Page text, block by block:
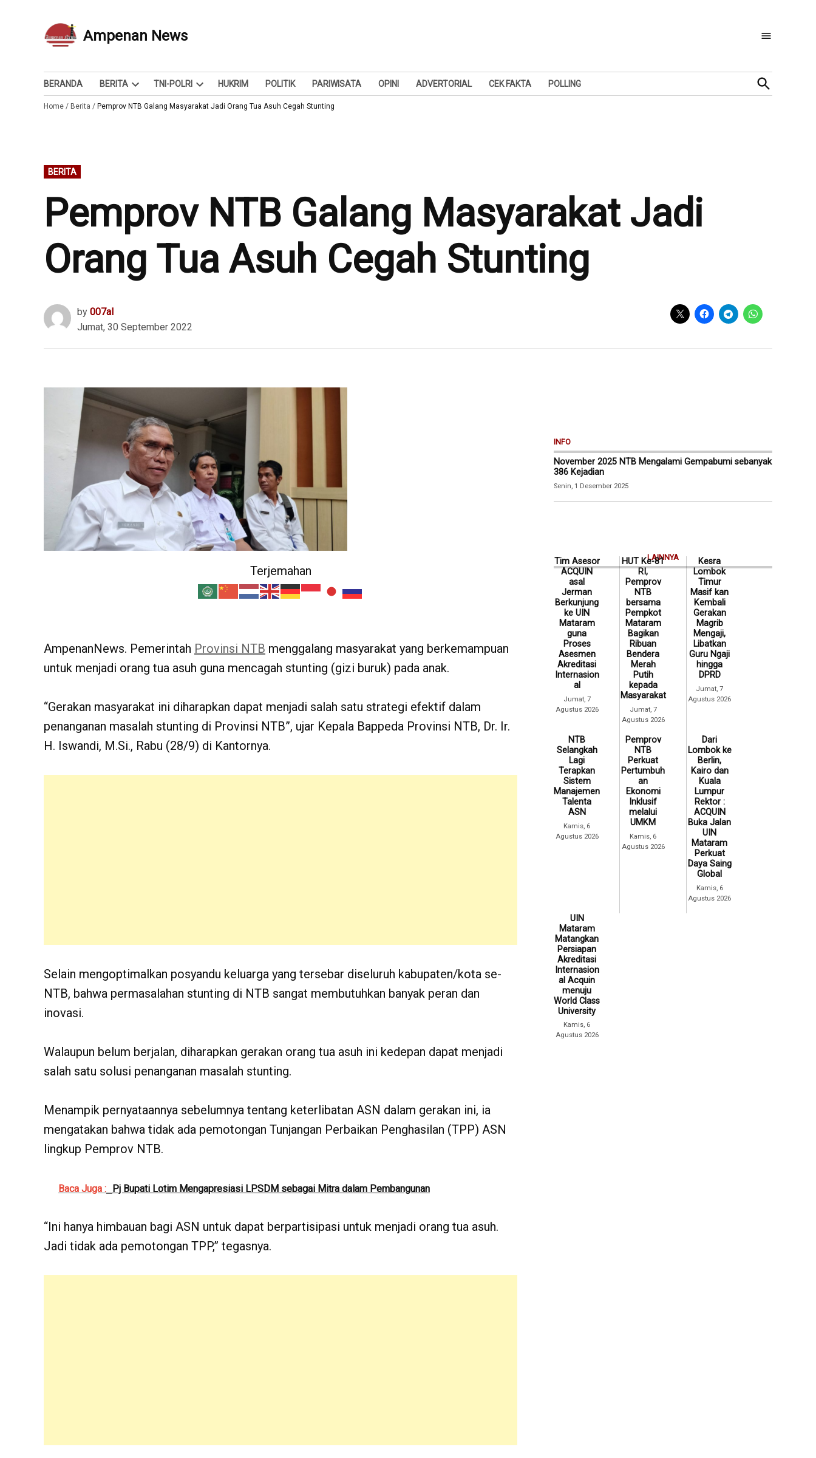
Ampenan News
Berita dan Info
BERANDA BERITA
Open
dropdown
TNI-POLRI
Open
dropdown
HUKRIM POLITIK PARIWISATA OPINI ADVERTORIAL CEK FAKTA POLLING
Open
Search
Home / Berita / Pemprov NTB Galang Masyarakat Jadi Orang Tua Asuh Cegah Stunting
POSTED
IN
BERITA
Pemprov NTB Galang Masyarakat Jadi
Orang Tua Asuh Cegah Stunting
by 007al
Jumat, 30 September 2022
Terjemahan
AmpenanNews. Pemerintah Provinsi NTB menggalang masyarakat yang berkemampuan
untuk menjadi orang tua asuh guna mencagah stunting (gizi buruk) pada anak.
“Gerakan masyarakat ini diharapkan dapat menjadi salah satu strategi efektif dalam
penanganan masalah stunting di Provinsi NTB”, ujar Kepala Bappeda Provinsi NTB, Dr. Ir.
H. Iswandi, M.Si., Rabu (28/9) di Kantornya.
Selain mengoptimalkan posyandu keluarga yang tersebar diseluruh kabupaten/kota se-
NTB, bahwa permasalahan stunting di NTB sangat membutuhkan banyak peran dan
inovasi.
Walaupun belum berjalan, diharapkan gerakan orang tua asuh ini kedepan dapat menjadi
salah satu solusi penanganan masalah stunting.
Menampik pernyataannya sebelumnya tentang keterlibatan ASN dalam gerakan ini, ia
mengatakan bahwa tidak ada pemotongan Tunjangan Perbaikan Penghasilan (TPP) ASN
lingkup Pemprov NTB.
Baca Juga : Pj Bupati Lotim Mengapresiasi LPSDM sebagai Mitra dalam Pembangunan
“Ini hanya himbauan bagi ASN untuk dapat berpartisipasi untuk menjadi orang tua asuh.
Jadi tidak ada pemotongan TPP,” tegasnya.
INFO
November 2025 NTB Mengalami Gempabumi sebanyak
386 Kejadian
Senin, 1 Desember 2025
LAINNYA
Tim Asesor
ACQUIN
asal
Jerman
Berkunjung
ke UIN
Mataram
guna
Proses
Asesmen
Akreditasi
Internasion
al
Jumat, 7
Agustus 2026
HUT Ke-81
RI,
Pemprov
NTB
bersama
Pempkot
Mataram
Bagikan
Ribuan
Bendera
Merah
Putih
kepada
Masyarakat
Jumat, 7
Agustus 2026
Kesra
Lombok
Timur
Masif kan
Kembali
Gerakan
Magrib
Mengaji,
Libatkan
Guru Ngaji
hingga
DPRD
Jumat, 7
Agustus 2026
NTB
Selangkah
Lagi
Terapkan
Sistem
Manajemen
Talenta
ASN
Kamis, 6
Agustus 2026
Pemprov
NTB
Perkuat
Pertumbuh
an
Ekonomi
Inklusif
melalui
UMKM
Kamis, 6
Agustus 2026
Dari
Lombok ke
Berlin,
Kairo dan
Kuala
Lumpur
Rektor :
ACQUIN
Buka Jalan
UIN
Mataram
Perkuat
Daya Saing
Global
Kamis, 6
Agustus 2026
UIN
Mataram
Matangkan
Persiapan
Akreditasi
Internasion
al Acquin
menuju
World Class
University
Kamis, 6
Agustus 2026